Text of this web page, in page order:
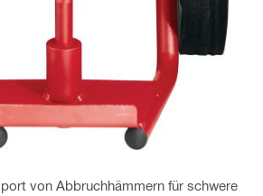
von Abbruchhämmern für schwere